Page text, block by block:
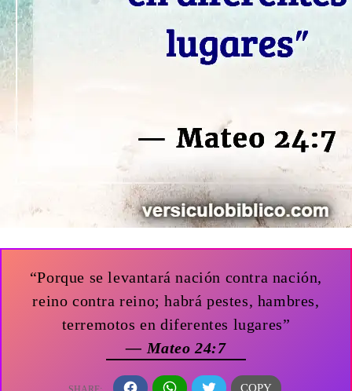
“Porque se levantará nación contra nación,
reino contra reino; habrá pestes, hambres,
terremotos en diferentes lugares”
— Mateo 24:7